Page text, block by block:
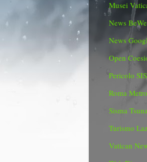
Musei
News
News
Open
Pericolo
Roma
Sisma
Turismo
Vatican